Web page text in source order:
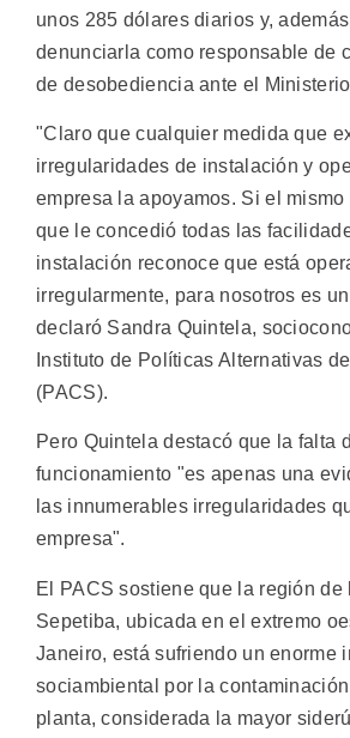
unos 285 dólares diarios y,
denunciarla como responsable de
de desobediencia ante el
"Claro que cualquier medida que
irregularidades de instalación y
empresa la apoyamos. Si el
que le concedió todas las
instalación reconoce que está
irregularmente, para nosotros es
declaró Sandra Quintela,
Instituto de Políticas Alternativas
(PACS).
Pero Quintela destacó que la falta
funcionamiento "es apenas una
las innumerables irregularidades
empresa".
El PACS sostiene que la región de
Sepetiba, ubicada en el extremo
Janeiro, está sufriendo un enorme
sociambiental por la
planta, considerada la mayor